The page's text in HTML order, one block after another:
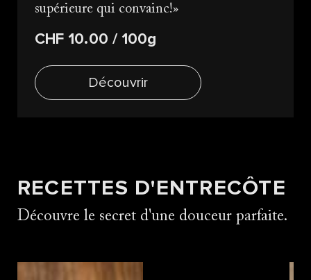
supérieure qui convainc!
CHF 10.00/ 100g
Découvrir
RECETTES D'ENTRECÔTE
Découvre le secret d'une douceur parfaite.